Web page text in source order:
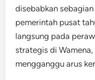
disebabkan
pemerintah pusat
langsung pada
strategis di
mengganggu arus